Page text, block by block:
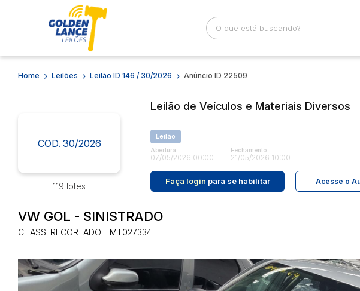
Busca por palavra-chave Categoria
Home Leilões Leilão ID 146 / 30/2026 Anúncio ID 22509
COD. 30/2026
119 lotes
Leilão de Veículos e Materiais Diversos
Leilão
Abertura
07/05/2026 00:00
Fechamento
21/05/2026 10:00
Faça login para se habilitar Acesse o
VW GOL - SINISTRADO
CHASSI RECORTADO - MT027334